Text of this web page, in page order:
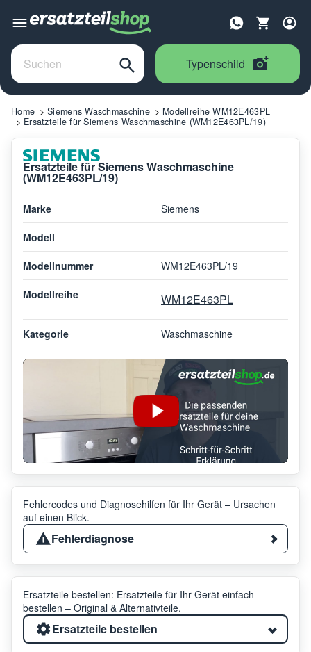
Typenschild
Home Siemens Waschmaschine
Modellreihe WM12E463PL
Ersatzteile für Siemens Waschmaschine (WM12E463PL/19)
Ersatzteile für Siemens Waschmaschine
(WM12E463PL/19)
Marke Siemens
Modell
Modellnummer WM12E463PL/19
Modellreihe WM12E463PL
Kategorie Waschmaschine
Fehlercodes und Diagnosehilfen für Ihr Gerät – Ursachen
auf einen Blick.
Fehlerdiagnose
Ersatzteile bestellen: Ersatzteile für Ihr Gerät einfach
bestellen – Original & Alternativteile.
Ersatzteile bestellen